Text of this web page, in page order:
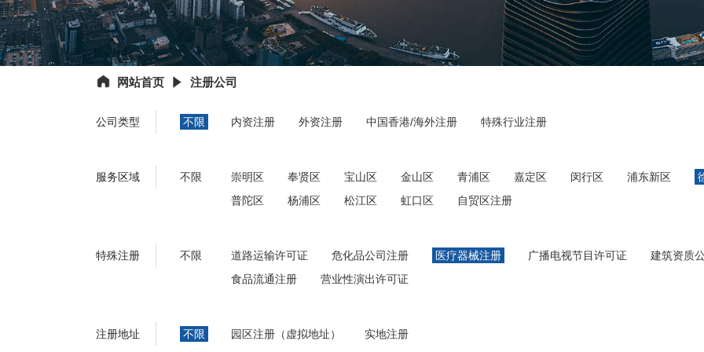
网站首页 注册公司
公司类型 不限 内资注册 外资注册 中国香港/海外注册 特殊行业注册
服务区域 不限 崇明区 奉贤区 宝山区 金山区 青浦区 嘉定区 闵行区 浦东新区
普陀区
杨浦区 松江区 虹口区 自贸区注册
特殊注册 不限 道路运输许可证 危化品公司注册 医疗器械注册 广播电视节目许可证
建筑资质
食品流通注册
营业性演出许可证
注册地址 不限 园区注册（虚拟地址） 实地注册